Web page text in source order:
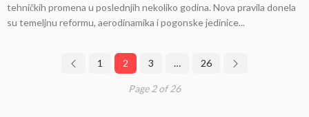
tehničkih promena u poslednjih nekoliko godina. Nova pravila donela
su temeljnu reformu, aerodinamika i pogonske jedinice...
1 2 3 … 26
Page 2 of 26